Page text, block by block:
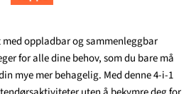
oppladbar og sammenleggbar
for alle dine behov, som du bare må
mye mer behagelig. Med denne 4-i-1